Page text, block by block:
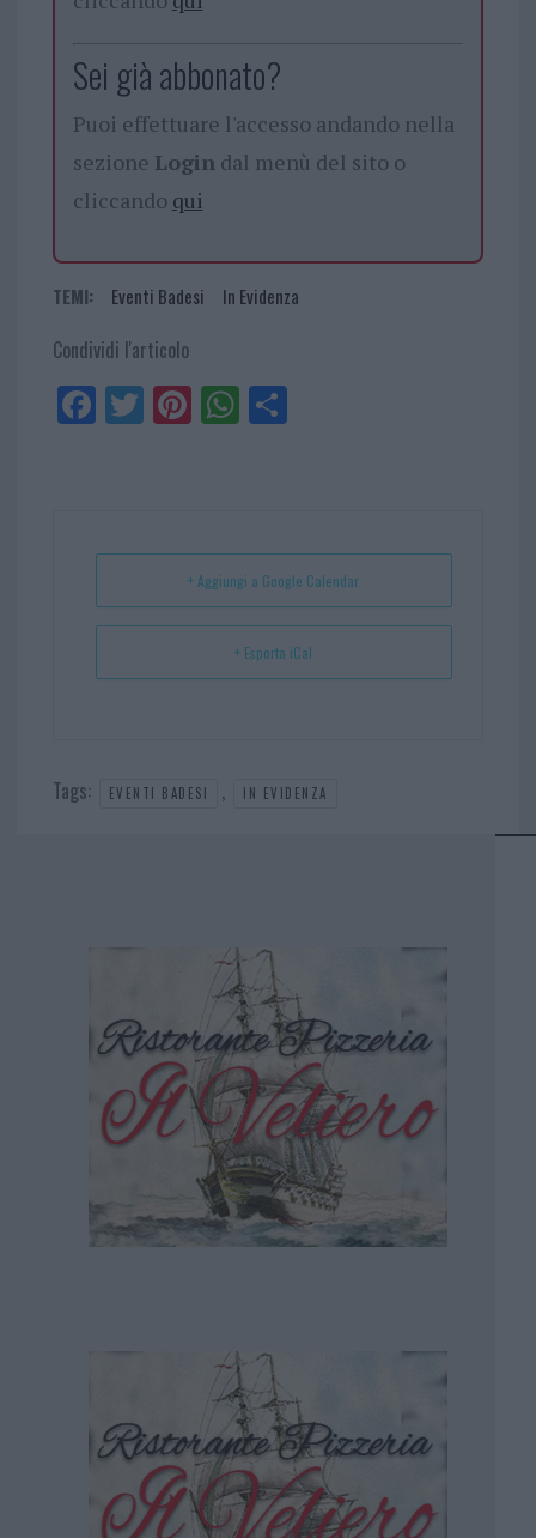
Sei già abbonato?
Puoi effettuare l'accesso andando nella
sezione Logindal menù del sito o
cliccando qui
TEMI: Eventi Badesi In Evidenza
Condividi l'articolo
Fa
ce
Tw
itt
Pi
nt
t
W
ha
p
Sh
+ Aggiungi a Google Calendar
+ Esporta iCal
Tags: EVENTI BADESI , IN EVIDENZA